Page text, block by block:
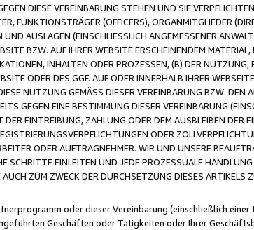
DIESE VEREINBARUNG STEHEN UND SIE
FUNKTIONSTRÄGER (OFFICERS), ORGANMITGLIEDER
AUSLAGEN (EINSCHLIESSLICH ANGEMESSENER
BZW. AUF IHRER WEBSITE ERSCHEINENDEM
INHALTEN ODER PROZESSEN, (B) DER
ODER DES GGF. AUF ODER INNERHALB IHRER
NUTZUNG GEMÄSS DIESER VEREINBARUNG BZW. DEN
GEGEN EINE BESTIMMUNG DIESER VEREINBARUNG
EINTREIBUNG, ZAHLUNG ODER DEM AUSBLEIBEN DER
ODER
ODER AUFTRAGNEHMER. WIR UND UNSERE
SCHRITTE EINLEITEN UND JEDE PROZESSUALE
ZUM ZWECK DER DURCHSETZUNG DIESES ARTIKELS
oder dieser Vereinbarung (einschließlich einer
Geschäften oder Tätigkeiten oder Ihrer